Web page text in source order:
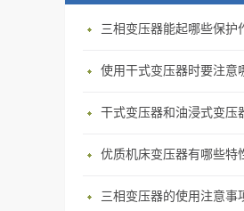
三相变压器‍能起哪些保护
优质机床变压器有哪些特
三相变压器的使用注意事